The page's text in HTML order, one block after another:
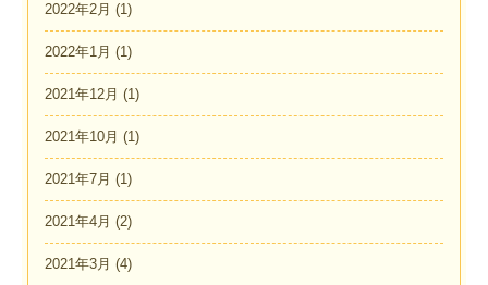
2022年2月 (1)
2022年1月 (1)
2021年12月 (1)
2021年10月 (1)
2021年7月 (1)
2021年4月 (2)
2021年3月 (4)